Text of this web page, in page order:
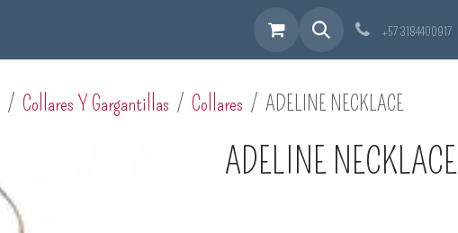
+57 3184400917
Collares Y Gargantillas Collares ADELINE NECKLACE
ADELINE NECKLACE